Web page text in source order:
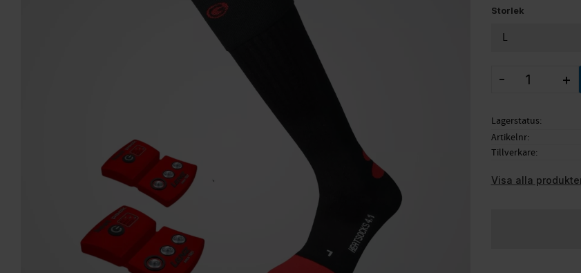
Storlek
+
-
Lagerstatus
Artikelnr
Tillverkare
Visa alla